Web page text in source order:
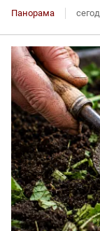
Панорама